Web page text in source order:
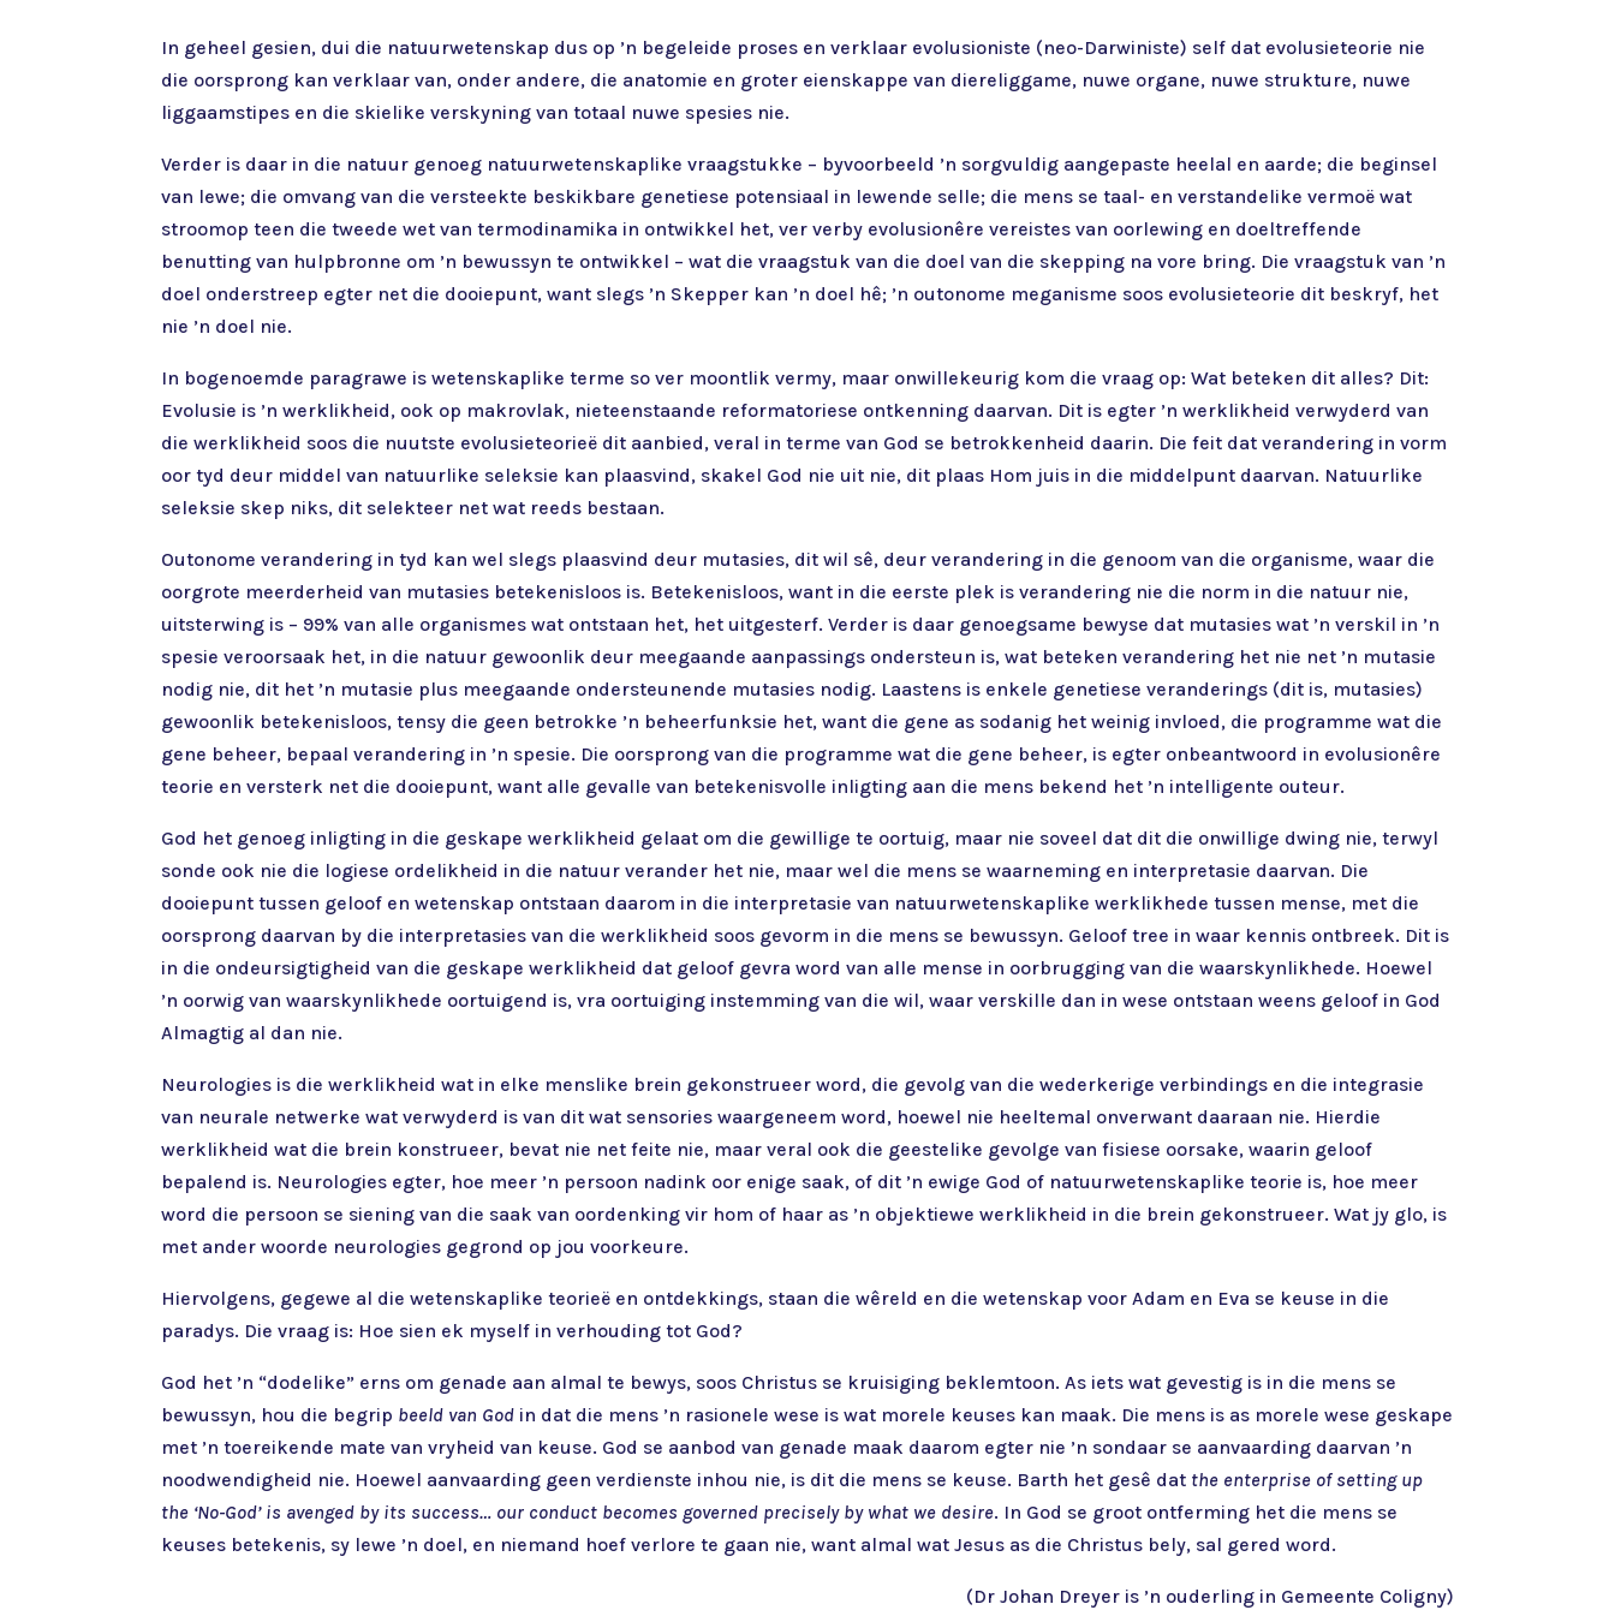
In geheel gesien, dui die natuurwetenskap dus op ’n begeleide proses en verklaar evolusioniste (neo-Darwiniste) self dat evolusieteorie nie
die oorsprong kan verklaar van, onder andere, die anatomie en groter eienskappe van diereliggame, nuwe organe, nuwe strukture, nuwe
liggaamstipes en die skielike verskyning van totaal nuwe spesies nie.
Verder is daar in die natuur genoeg natuurwetenskaplike vraagstukke − byvoorbeeld ’n sorgvuldig aangepaste heelal en aarde; die beginsel
van lewe; die omvang van die versteekte beskikbare genetiese potensiaal in lewende selle; die mens se taal- en verstandelike vermoë wat
stroomop teen die tweede wet van termodinamika in ontwikkel het, ver verby evolusionêre vereistes van oorlewing en doeltreffende
benutting van hulpbronne om ’n bewussyn te ontwikkel – wat die vraagstuk van die doel van die skepping na vore bring. Die vraagstuk van ’n
doel onderstreep egter net die dooiepunt, want slegs ’n Skepper kan ’n doel hê; ’n outonome meganisme soos evolusieteorie dit beskryf, het
nie ’n doel nie.
In bogenoemde paragrawe is wetenskaplike terme so ver moontlik vermy, maar onwillekeurig kom die vraag op: Wat beteken dit alles? Dit:
Evolusie is ’n werklikheid, ook op makrovlak, nieteenstaande reformatoriese ontkenning daarvan. Dit is egter ’n werklikheid verwyderd van
die werklikheid soos die nuutste evolusieteorieë dit aanbied, veral in terme van God se betrokkenheid daarin. Die feit dat verandering in vorm
oor tyd deur middel van natuurlike seleksie kan plaasvind, skakel God nie uit nie, dit plaas Hom juis in die middelpunt daarvan. Natuurlike
seleksie skep niks, dit selekteer net wat reeds bestaan.
Outonome verandering in tyd kan wel slegs plaasvind deur mutasies, dit wil sê, deur verandering in die genoom van die organisme, waar die
oorgrote meerderheid van mutasies betekenisloos is. Betekenisloos, want in die eerste plek is verandering nie die norm in die natuur nie,
uitsterwing is – 99% van alle organismes wat ontstaan het, het uitgesterf. Verder is daar genoegsame bewyse dat mutasies wat ’n verskil in ’n
spesie veroorsaak het, in die natuur gewoonlik deur meegaande aanpassings ondersteun is, wat beteken verandering het nie net ’n mutasie
nodig nie, dit het ’n mutasie plus meegaande ondersteunende mutasies nodig. Laastens is enkele genetiese veranderings (dit is, mutasies)
gewoonlik betekenisloos, tensy die geen betrokke ’n beheerfunksie het, want die gene as sodanig het weinig invloed, die programme wat die
gene beheer, bepaal verandering in ’n spesie. Die oorsprong van die programme wat die gene beheer, is egter onbeantwoord in evolusionêre
teorie en versterk net die dooiepunt, want alle gevalle van betekenisvolle inligting aan die mens bekend het ’n intelligente outeur.
God het genoeg inligting in die geskape werklikheid gelaat om die gewillige te oortuig, maar nie soveel dat dit die onwillige dwing nie, terwyl
sonde ook nie die logiese ordelikheid in die natuur verander het nie, maar wel die mens se waarneming en interpretasie daarvan. Die
dooiepunt tussen geloof en wetenskap ontstaan daarom in die interpretasie van natuurwetenskaplike werklikhede tussen mense, met die
oorsprong daarvan by die interpretasies van die werklikheid soos gevorm in die mens se bewussyn. Geloof tree in waar kennis ontbreek. Dit is
in die ondeursigtigheid van die geskape werklikheid dat geloof gevra word van alle mense in oorbrugging van die waarskynlikhede. Hoewel
’n oorwig van waarskynlikhede oortuigend is, vra oortuiging instemming van die wil, waar verskille dan in wese ontstaan weens geloof in God
Almagtig al dan nie.
Neurologies is die werklikheid wat in elke menslike brein gekonstrueer word, die gevolg van die wederkerige verbindings en die integrasie
van neurale netwerke wat verwyderd is van dit wat sensories waargeneem word, hoewel nie heeltemal onverwant daaraan nie. Hierdie
werklikheid wat die brein konstrueer, bevat nie net feite nie, maar veral ook die geestelike gevolge van fisiese oorsake, waarin geloof
bepalend is. Neurologies egter, hoe meer ’n persoon nadink oor enige saak, of dit ’n ewige God of natuurwetenskaplike teorie is, hoe meer
word die persoon se siening van die saak van oordenking vir hom of haar as ’n objektiewe werklikheid in die brein gekonstrueer. Wat jy glo, is
met ander woorde neurologies gegrond op jou voorkeure.
Hiervolgens, gegewe al die wetenskaplike teorieë en ontdekkings, staan die wêreld en die wetenskap voor Adam en Eva se keuse in die
paradys. Die vraag is: Hoe sien ek myself in verhouding tot God?
God het ’n “dodelike” erns om genade aan almal te bewys, soos Christus se kruisiging beklemtoon. As iets wat gevestig is in die mens se
bewussyn, hou die begrip beeld van God in dat die mens ’n rasionele wese is wat morele keuses kan maak. Die mens is as morele wese geskape
met ’n toereikende mate van vryheid van keuse. God se aanbod van genade maak daarom egter nie ’n sondaar se aanvaarding daarvan ’n
noodwendigheid nie. Hoewel aanvaarding geen verdienste inhou nie, is dit die mens se keuse. Barth het gesê dat the enterprise of setting up
the ‘No-God’ is avenged by its success… our conduct becomes governed precisely by what we desire. In God se groot ontferming het die mens se
keuses betekenis, sy lewe ’n doel, en niemand hoef verlore te gaan nie, want almal wat Jesus as die Christus bely, sal gered word.
(Dr Johan Dreyer is ’n ouderling in Gemeente Coligny)